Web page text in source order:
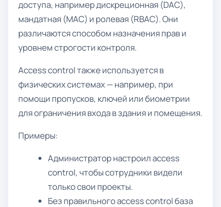
доступа, например дискреционная (DAC),
мандатная (MAC) и ролевая (RBAC). Они
различаются способом назначения прав и
уровнем строгости контроля.
Access control также используется в
физических системах — например, при
помощи пропусков, ключей или биометрии
для ограничения входа в здания и помещения.
Примеры:
Администратор настроил access
control, чтобы сотрудники видели
только свои проекты.
Без правильного access control база